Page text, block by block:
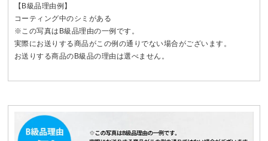
【B級品理由例】
コーティング中のシミがある
※この写真はB級品理由の一例です。
実際にお送りする商品がこの例の通りでない場合がございます。
お送りする商品のB級品の理由は選べません。